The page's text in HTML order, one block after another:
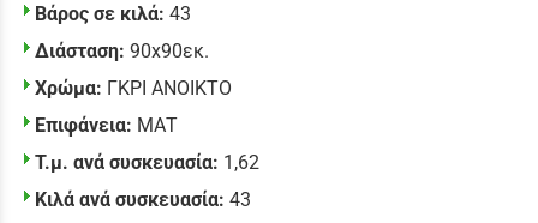
Βάρος σε κιλά: 43
Διάσταση: 90x90εκ.
Χρώμα: ΓΚΡΙ ΑΝΟΙΚΤΟ
Επιφάνεια: ΜΑΤ
Τ.μ. ανά συσκευασία: 1,62
Κιλά ανά συσκευασία: 43